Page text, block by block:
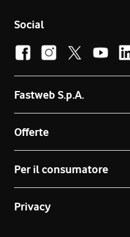
Social
Fastweb S.p.A.
Offerte
Per il consumatore
Privacy